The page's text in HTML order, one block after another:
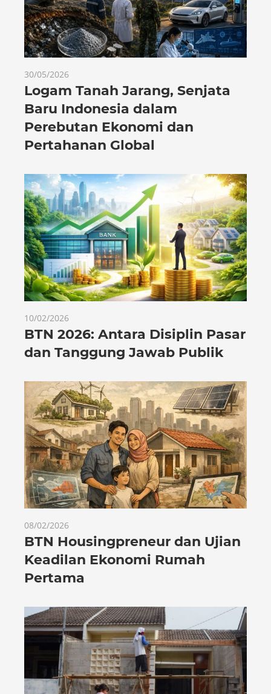
30/05/2026
Logam Tanah Jarang, Senjata
Baru Indonesia dalam
Perebutan Ekonomi dan
Pertahanan Global
10/02/2026
BTN 2026: Antara Disiplin Pasar
dan Tanggung Jawab Publik
08/02/2026
BTN Housingpreneur dan Ujian
Keadilan Ekonomi Rumah
Pertama